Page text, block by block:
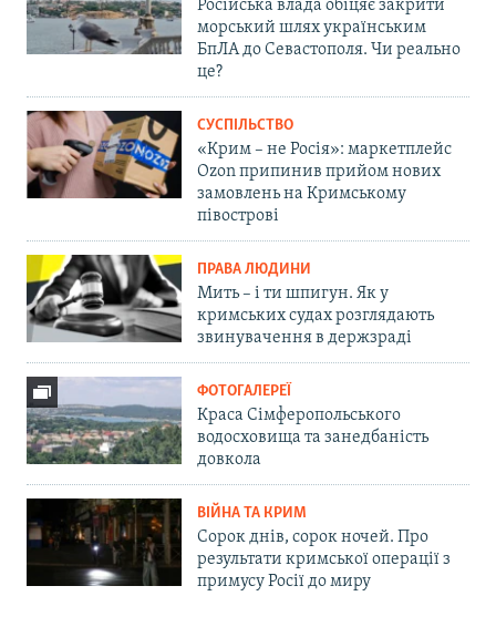
Російська влада обіцяє закрити
морський шлях українським
БпЛА до Севастополя. Чи реально
це?
СУСПІЛЬСТВО
«Крим – не Росія»: маркетплейс
Ozon припинив прийом нових
замовлень на Кримському
півострові
ПРАВА ЛЮДИНИ
Мить – і ти шпигун. Як у
кримських судах розглядають
звинувачення в держзраді
ФОТОГАЛЕРЕЇ
Краса Сімферопольського
водосховища та занедбаність
довкола
ВІЙНА ТА КРИМ
Сорок днів, сорок ночей. Про
результати кримської операції з
примусу Росії до миру